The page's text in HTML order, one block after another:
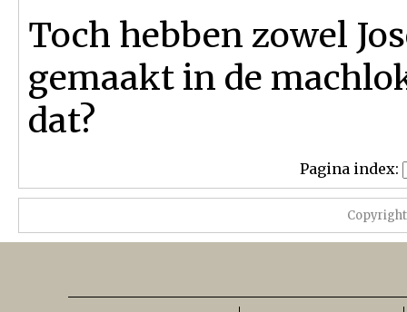
Toch hebben zowel
gemaakt in de
dat?
Pagina index: